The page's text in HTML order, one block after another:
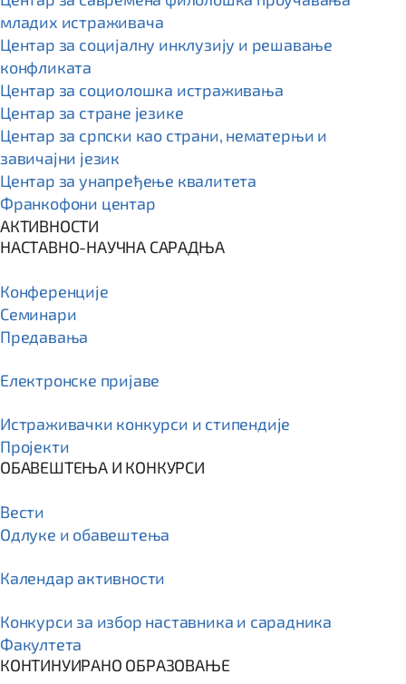
младих истраживача
Центар за социјалну инклузију и решавање
конфликата
Центар за социолошка истраживања
Центар за стране језике
Центар за српски као страни, нематерњи и
завичајни језик
Центар за унапређење квалитета
Франкофони центар
АКТИВНОСТИ
НАСТАВНО-НАУЧНА САРАДЊА
Конференције
Семинари
Предавања
Електронске пријаве
Истраживачки конкурси и стипендије
Пројекти
ОБАВЕШТЕЊА И КОНКУРСИ
Вести
Одлуке и обавештења
Календар активности
Конкурси за избор наставника и сарадника
Факултета
КОНТИНУИРАНО ОБРАЗОВАЊЕ